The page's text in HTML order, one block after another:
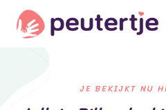
JE BEKIJKT NU